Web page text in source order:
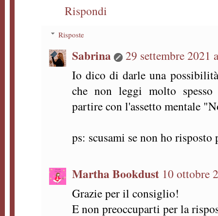
Rispondi
Risposte
Sabrina
29 settembre 2021
Io dico di darle una
che non leggi molto
partire con l'assetto mentale
ps: scusami se non ho risposto
Martha Bookdust 10 ottobre
Grazie per il consiglio!
E non preoccuparti per la